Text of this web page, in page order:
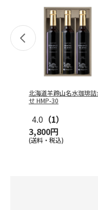
北海道羊蹄山名水珈琲詰
せ HMP-30
4.0 （1）
3,800円
(送料・税込)